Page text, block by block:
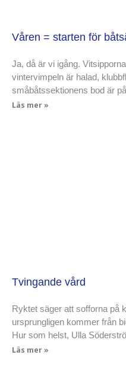
Våren = starten för
Ja, då är vi igång.
vintervimpeln är halad,
småbåtssektionens bod är
Läs mer »
Tvingande vård
Ryktet säger att sofforna på
ursprungligen kommer från
Hur som helst, Ulla
Läs mer »